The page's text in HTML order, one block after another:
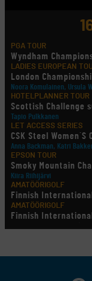
PGA TOUR
Wyndham
LADIES EUROPEAN
London
Noora Komulainen, Ursula
HOTELPLANNER TOUR
Scottish Challenge
Tapio Pulkkanen
LET ACCESS SERIES
CSK Steel Women´S
Anna Backman, Katri
EPSON TOUR
Smoky Mountain
Kiira Riihijärvi
AMATÖÖRIGOLF
Finnish
AMATÖÖRIGOLF
Finnish
U18/FJT/Aulanko)
LEGENDS TOUR